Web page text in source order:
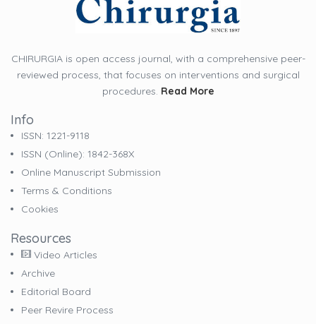
CHIRURGIA is open access journal, with a comprehensive peer-
reviewed process, that focuses on interventions and surgical
procedures. Read More
Info
ISSN: 1221-9118
ISSN (online): 1842-368X
Online Manuscript Submission
Terms & Conditions
Cookies
Resources
Video Articles
Archive
Editorial Board
Peer Revire Process